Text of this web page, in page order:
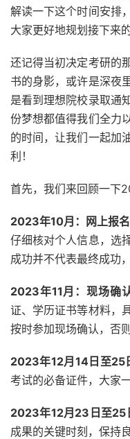
解读一下这个时间安排
大家更好地规划接下来的
还记得当初决定考研的
书的身影，或许是深夜
是看到理想院校录取通
份梦想都值得我们全力
的时间，让我们一起加
利！
首先，我们来回顾一下
2023年10月：网上报名
仔细核对个人信息，选
成功并不代表最终成功
2023年11月：现场确
证、学历证书等材料，
按时参加现场确认，否
2023年12月14日至25
考试的必备证件，大家
2023年12月23日至25
成果的关键时刻，保持